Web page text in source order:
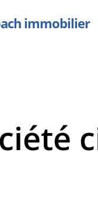
immobilier